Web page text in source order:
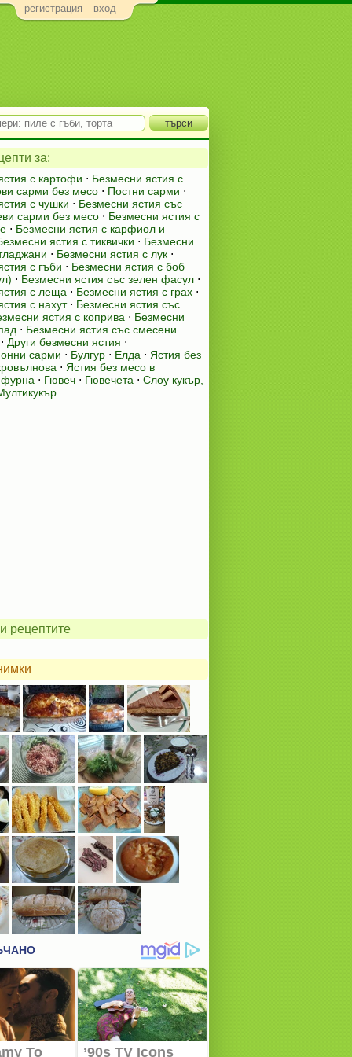
регистрация вход
за:
с картофи ⋅ Безмесни ястия с
сарми без месо ⋅ Постни сарми ⋅
с чушки ⋅ Безмесни ястия със
сарми без месо ⋅ Безмесни ястия с
⋅ Безмесни ястия с карфиол и
ястия с тиквички ⋅ Безмесни
⋅ Безмесни ястия с лук ⋅
с гъби ⋅ Безмесни ястия с боб
⋅ Безмесни ястия със зелен фасул ⋅
с леща ⋅ Безмесни ястия с грах ⋅
с нахут⋅ Безмесни ястия със
ястия с коприва ⋅ Безмесни
⋅ Безмесни ястия със смесени
⋅ Други безмесни ястия ⋅
сарми ⋅ Булгур ⋅ Елда ⋅ Ястия без
⋅ Ястия без месо в
фурна ⋅ Гювеч ⋅ Гювечета ⋅ Слоу кукър,
рецептите